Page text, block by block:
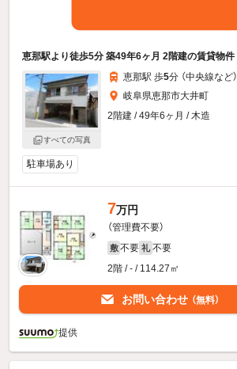
恵那駅より徒歩5分 築49年6ヶ月 2階建の賃貸物件
すべての写真
恵那駅 歩5分 （中央線など）
岐阜県恵那市大井町
2階建 / 49年6ヶ月 / 木造
駐車場あり
7万円
（管理費不要）
敷 不要 礼 不要
2階 / - / 114.27㎡
お問い合わせ （無料）
提供